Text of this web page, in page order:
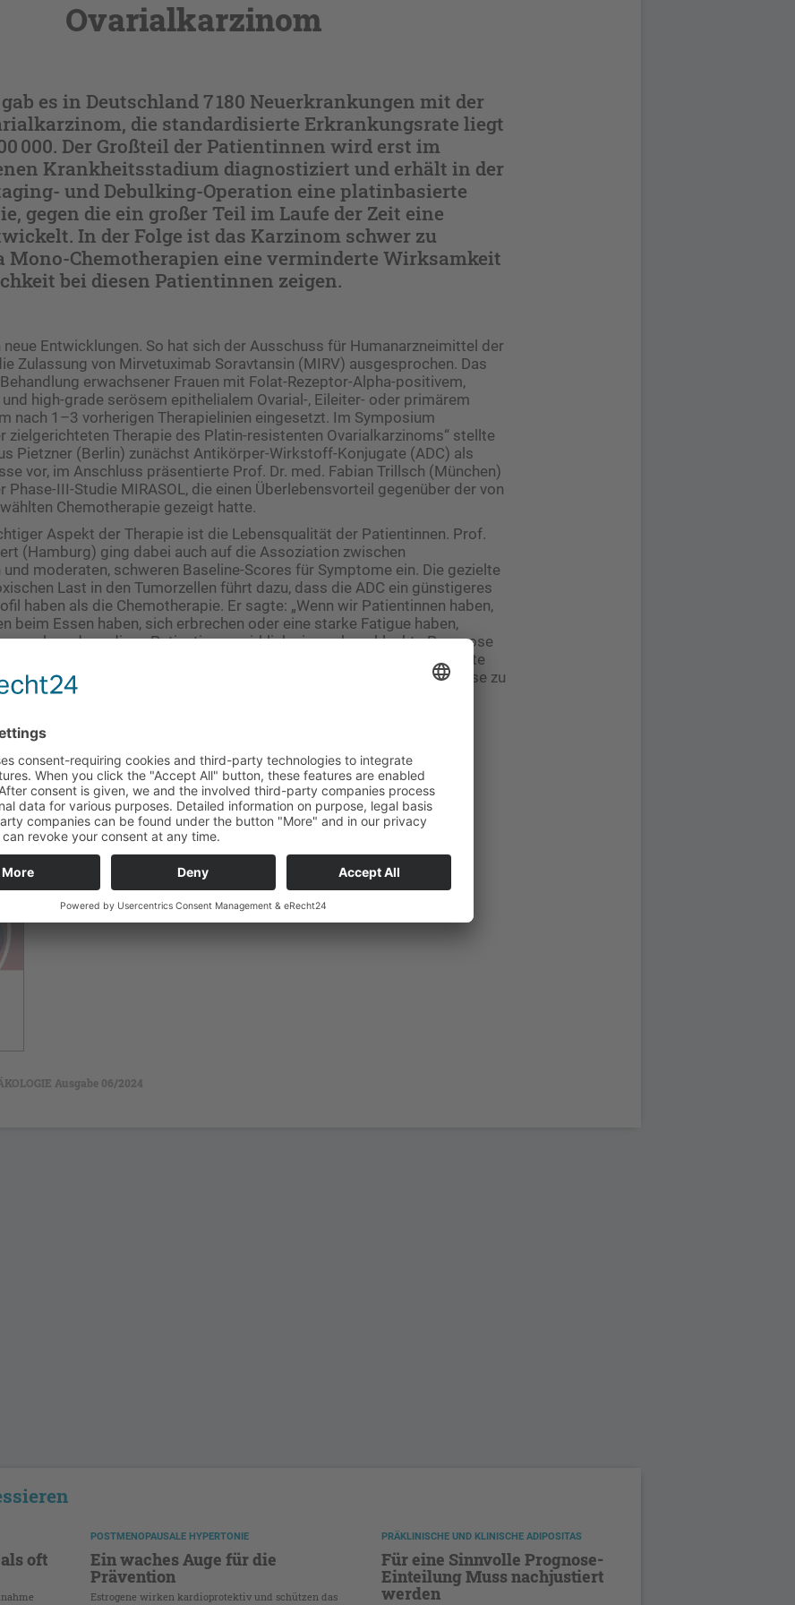
Ovarialkarzinom
es in Deutschland 7 180 Neuerkrankungen mit der
die standardisierte Erkrankungsrate liegt
000. Der Großteil der Patientinnen wird erst im
Krankheitsstadium diagnostiziert und erhält in der
und Debulking-Operation eine platinbasierte
gegen die ein großer Teil im Laufe der Zeit eine
In der Folge ist das Karzinom schwer zu
Mono-Chemotherapien eine verminderte Wirksamkeit
bei diesen Patientinnen zeigen.
Entwicklungen. So hat sich der Ausschuss für Humanarzneimittel der
Zulassung von Mirvetuximab Soravtansin (MIRV) ausgesprochen. Das
erwachsener Frauen mit Folat-­Rezeptor-Alpha-positivem,
high-grade serösem epithelialem Ovarial-, Eileiter- oder primärem
nach 1–3 vorherigen Therapielinien eingesetzt. Im Symposium
zielgerichteten Therapie des Platin-resistenten Ovarialkarzinoms“ stellte
Pietzner (Berlin) zunächst Antikörper-Wirkstoff-Konjugate (ADC) als
vor, im Anschluss präsentierte Prof. Dr. med. Fabian Trillsch (München)
Phase-III-Studie MIRASOL, die einen Überlebensvorteil gegenüber der von
Chemotherapie gezeigt hatte.
Aspekt der Therapie ist die Lebensqualität der Patientinnen. Prof.
(Hamburg) ging dabei auch auf die Assoziation zwischen
moderaten, schweren Baseline-Scores für Symptome ein. Die gezielte
Last in den Tumorzellen führt dazu, dass die ADC ein günstigeres
haben als die Chemotherapie. Er sagte: „Wenn wir Patientinnen haben,
beim Essen haben, sich erbrechen oder eine starke Fatigue haben,
dass diese Patientinnen wirklich eine sehr schlechte Prognose
viele die Therapie innerhalb der ersten Wochen abbrechen.“ Er plädierte
Situation alles zu tun, um den Patientinnen eine Betreuung zu Hause zu
auf die Lebensqualität sowie das psychologische Well-Being und
Abstand das Beste“, wie er weiter ausführte. Mit dem positiven
es auch den Angehörigen das Abschiednehmen erleichtert.
Therapie des Platin-resistenten Ovarialkarzinoms“ (Veranstalter: AbbVie Deutschland GmbH & Co. KG)
Ausgabe 06/2024
oft
POSTMENOPAUSALE HYPERTONIE
Ein waches Auge für die
Prävention
Estrogene wirken kardioprotektiv und schützen das
PRÄKLINISCHE UND KLINISCHE ADIPOSITAS
Für eine Sinnvolle Prognose-
Einteilung Muss nachjustiert
werden